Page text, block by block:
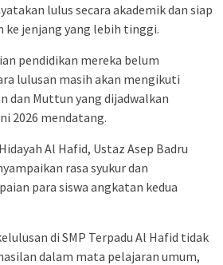
lulus secara akademik dan siap
ke jenjang yang lebih tinggi.
pendidikan mereka belum
lulusan masih akan mengikuti
dan Muttun yang dijadwalkan
2026 mendatang.
Al Hafid, Ustaz Asep Badru
rasa syukur dan
para siswa angkatan kedua
di SMP Terpadu Al Hafid tidak
dalam mata pelajaran umum,